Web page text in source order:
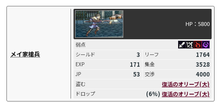
メイ家槍兵
HP：5800
弱点
シールド
3 リーフ 1764
EXP 171 集金 3528
JP 53 交渉 4000
盗む 復活のオリーブ(大)
ドロップ (6%) 復活のオリーブ(大)